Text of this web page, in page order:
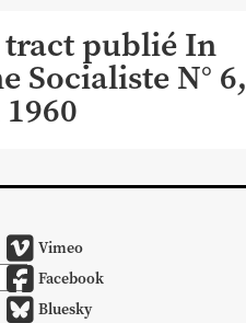
publié In
Socialiste N° 6,
Vimeo
Facebook
Bluesky